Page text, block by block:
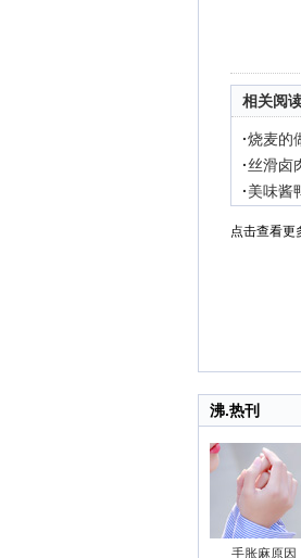
相关阅
·烧麦的
·丝滑卤
·美味酱
点击查看更
沸.热刊
手胀麻原因